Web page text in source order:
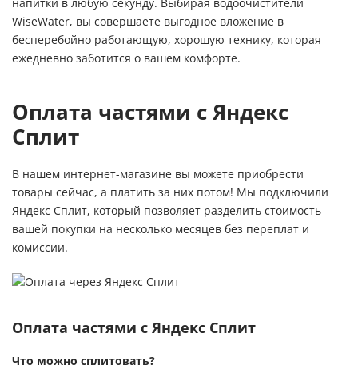
напитки в любую секунду. Выбирая водоочистители
WiseWater, вы совершаете выгодное вложение в
бесперебойно работающую, хорошую технику, которая
ежедневно заботится о вашем комфорте.
Оплата частями с Яндекс
Сплит
В нашем интернет-магазине вы можете приобрести
товары сейчас, а платить за них потом! Мы подключили
Яндекс Сплит, который позволяет разделить стоимость
вашей покупки на несколько месяцев без переплат и
комиссии.
Оплата частями с Яндекс Сплит
Что можно сплитовать?